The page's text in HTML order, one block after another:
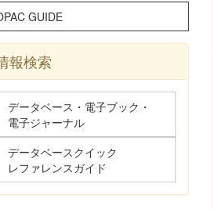
GUIDE
報検索
データベース・電子ブック・
電子ジャーナル
データベースクイック
レファレンスガイド